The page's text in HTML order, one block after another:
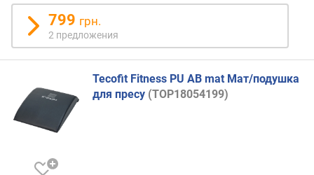
к
а
м
и
т
е
в
799 грн.
2 предложения
Tecofit Fitness PU AB mat Мат/подушка
для пресу (TOP18054199)